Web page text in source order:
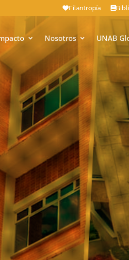
Filantropía
Nosotros UNAB